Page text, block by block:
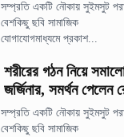
সম্প্রতি একটি নৌকায় সুইমসুট
বেশকিছু ছবি সামাজিক
যোগাযোগমাধ্যমে প্রকাশ...
শরীরের গঠন নিয়ে
জর্জিনার, সমর্থন পেলেন
সম্প্রতি একটি নৌকায় সুইমসুট
বেশকিছু ছবি সামাজিক